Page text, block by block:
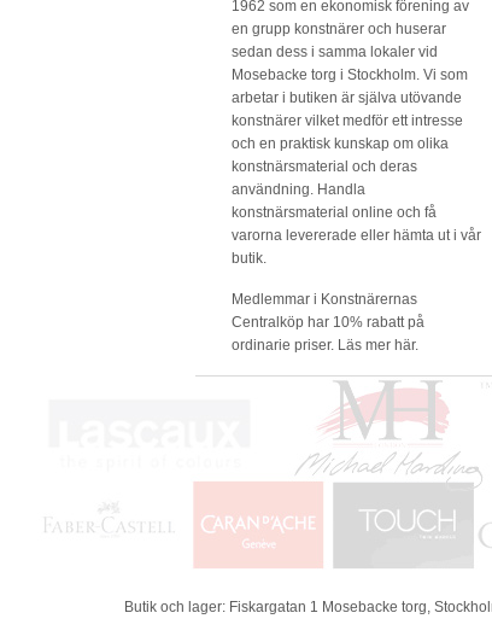
1962 som en ekonomisk förening av
en grupp konstnärer och huserar
sedan dess i samma lokaler vid
Mosebacke torg i Stockholm. Vi som
arbetar i butiken är själva utövande
konstnärer vilket medför ett intresse
och en praktisk kunskap om olika
konstnärsmaterial och deras
användning. Handla
konstnärsmaterial online och få
varorna levererade eller hämta ut i vår
butik.
Medlemmar i Konstnärernas
Centralköp har 10% rabatt på
ordinarie priser. Läs mer här.
Butik och lager: Fiskargatan 1 Mosebacke torg,